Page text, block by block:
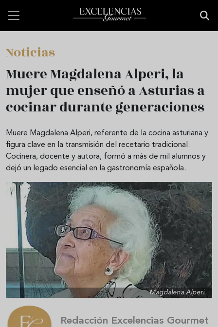
Noticias
Muere Magdalena Alperi, la
mujer que enseñó a Asturias a
cocinar durante generaciones
Muere Magdalena Alperi, referente de la cocina asturiana y
figura clave en la transmisión del recetario tradicional.
Cocinera, docente y autora, formó a más de mil alumnos y
dejó un legado esencial en la gastronomía española.
Magdalena Alperi
Redacción Excelencias Gourmet